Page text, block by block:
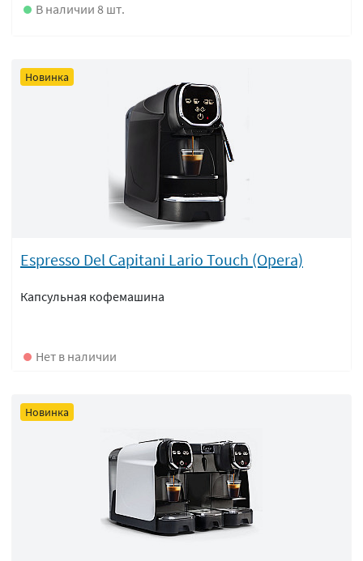
В наличии 8 шт.
Новинка
Espresso Del Capitani Lario Touch (Opera)
Капсульная кофемашина
Нет в наличии
Новинка